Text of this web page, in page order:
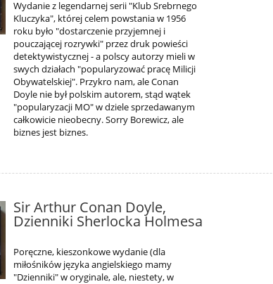
Wydanie z legendarnej serii "Klub Srebrnego
Kluczyka", której celem powstania w 1956
roku było "dostarczenie przyjemnej i
pouczającej rozrywki" przez druk powieści
detektywistycznej - a polscy autorzy mieli w
swych działach "popularyzować pracę Milicji
Obywatelskiej". Przykro nam, ale Conan
Doyle nie był polskim autorem, stąd wątek
"popularyzacji MO" w dziele sprzedawanym
całkowicie nieobecny. Sorry Borewicz, ale
biznes jest biznes.
Sir Arthur Conan Doyle,
Dzienniki Sherlocka Holmesa
Poręczne, kieszonkowe wydanie (dla
miłośników języka angielskiego mamy
"Dzienniki" w oryginale, ale, niestety, w